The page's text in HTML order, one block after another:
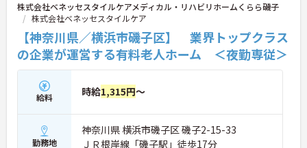
株式会社ベネッセスタイルケアメディカル・リハビリホームくらら磯子
株式会社ベネッセスタイルケア
【神奈川県／横浜市磯子区】 業界トップクラス
の企業が運営する有料老人ホーム ＜夜勤専従＞
給料 時給1,315円～
勤務地
神奈川県 横浜市磯子区 磯子2-15-33
ＪＲ根岸線「磯子駅」徒歩17分